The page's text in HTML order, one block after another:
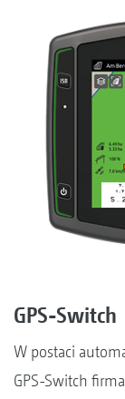
GPS-Switch
W postaci
GPS-Switch